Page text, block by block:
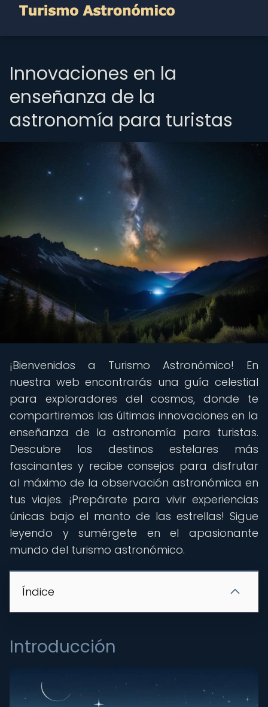
Innovaciones en la
enseñanza de la
astronomía para turistas
¡Bienvenidos a Turismo Astronómico! En
nuestra web encontrarás una guía celestial
para exploradores del cosmos, donde te
compartiremos las últimas innovaciones en la
enseñanza de la astronomía para turistas.
Descubre los destinos estelares más
fascinantes y recibe consejos para disfrutar
al máximo de la observación astronómica en
tus viajes. ¡Prepárate para vivir experiencias
únicas bajo el manto de las estrellas! Sigue
leyendo y sumérgete en el apasionante
mundo del turismo astronómico.
Índice
Introducción